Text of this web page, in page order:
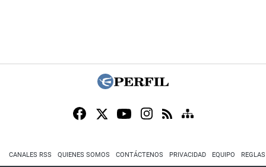
CANALES RSS QUIENES SOMOS CONTÁCTENOS PRIVACIDAD EQUIPO